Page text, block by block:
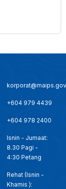
+604 979 4439
+604 978 2400
Isnin - Jumaat:
8.30 Pagi -
4:30 Petang
Rehat (Isnin -
Khamis ):